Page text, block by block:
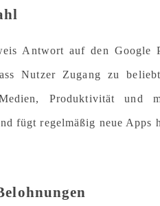
Antwort auf den Google
Nutzer Zugang zu
Produktivität und
fügt regelmäßig neue Apps